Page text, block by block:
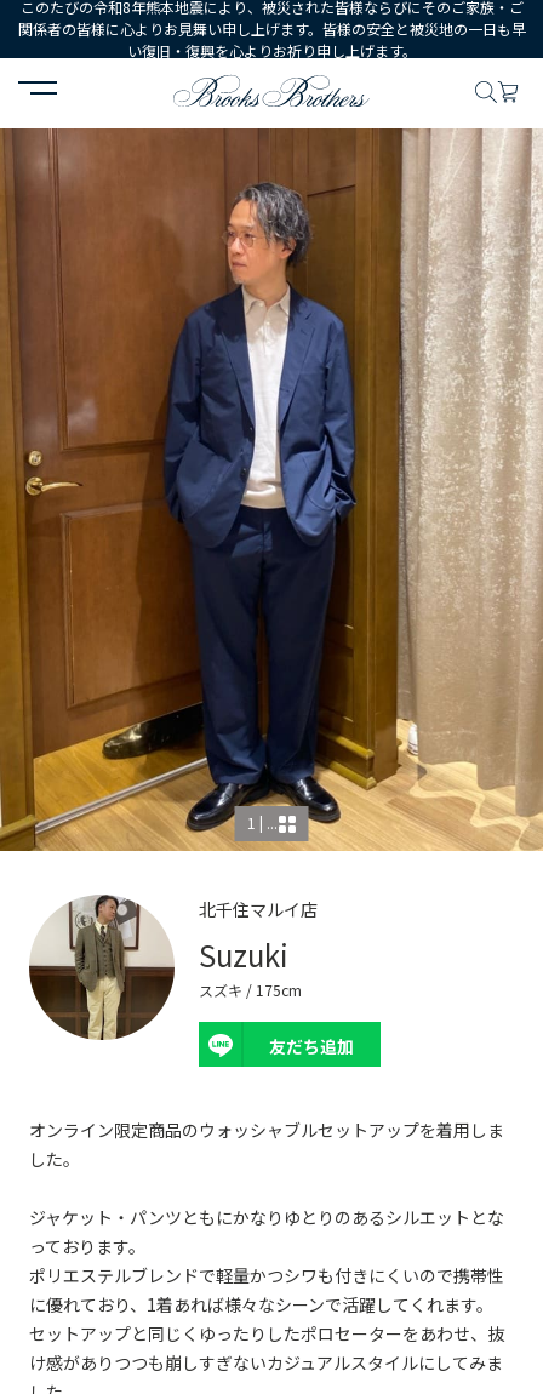
このたびの令和8年熊本地震により、被災された皆様ならびにそのご家族・ご
関係者の皆様に心よりお見舞い申し上げます。皆様の安全と被災地の一日も早
い復旧・復興を心よりお祈り申し上げます。
HOME コーディネート コーディネート詳細
1 | ...
北千住マルイ店
Suzuki
スズキ / 175cm
友だち追加
オンライン限定商品のウォッシャブルセットアップを着用しま
した。
ジャケット・パンツともにかなりゆとりのあるシルエットとな
っております。
ポリエステルブレンドで軽量かつシワも付きにくいので携帯性
に優れており、1着あれば様々なシーンで活躍してくれます。
セットアップと同じくゆったりしたポロセーターをあわせ、抜
け感がありつつも崩しすぎないカジュアルスタイルにしてみま